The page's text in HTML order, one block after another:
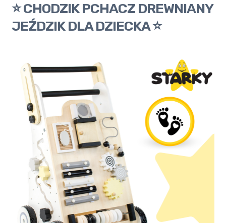
⭐ CHODZIK PCHACZ DREWNIANY
JEŹDZIK DLA DZIECKA ⭐